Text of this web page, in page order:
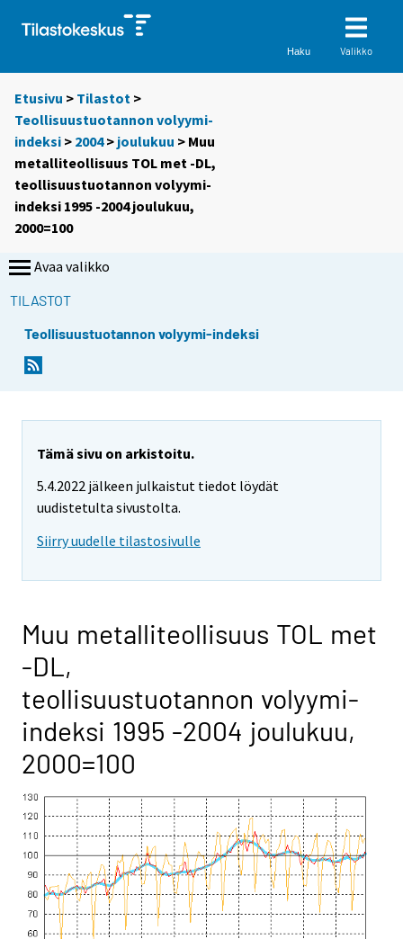
Haku Valikko
Etusivu > Tilastot >
Teollisuustuotannon volyymi-
indeksi > 2004> joulukuu > Muu
metalliteollisuus TOL met -DL,
teollisuustuotannon volyymi-
indeksi 1995 -2004 joulukuu,
2000=100
Avaa valikko
TILASTOT
Teollisuustuotannon volyymi-indeksi
Tämä sivu on arkistoitu.
5.4.2022 jälkeen julkaistut tiedot löydät
uudistetulta sivustolta.
Siirry uudelle tilastosivulle
Muu metalliteollisuus TOL met
-DL,
teollisuustuotannon volyymi-
indeksi 1995 -2004 joulukuu,
2000=100